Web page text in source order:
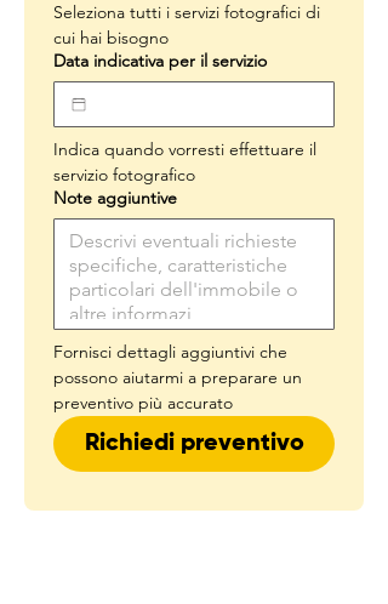
Seleziona tutti i servizi fotografici di
cui hai bisogno
Data indicativa per il servizio
Indica quando vorresti effettuare il
servizio fotografico
Note aggiuntive
Fornisci dettagli aggiuntivi che
possono aiutarmi a preparare un
preventivo più accurato
Richiedi preventivo